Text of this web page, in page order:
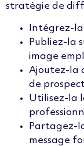
stratégie de
Intégrez-la
Publiez-la
image
Ajoutez-la
de
Utilisez-la
Partagez-
message